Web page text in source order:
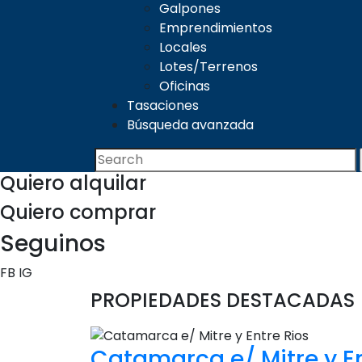
Galpones
Emprendimientos
Locales
Lotes/Terrenos
Oficinas
Tasaciones
Búsqueda avanzada
Quiero alquilar
Quiero comprar
Seguinos
FB IG
PROPIEDADES DESTACADAS